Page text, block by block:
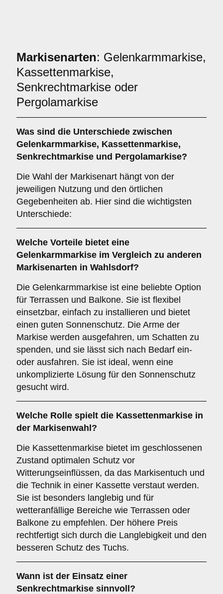
Markisenarten: Gelenkarmmarkise,
Kassettenmarkise,
Senkrechtmarkise oder
Pergolamarkise
Was sind die Unterschiede zwischen
Gelenkarmmarkise, Kassettenmarkise,
Senkrechtmarkise und Pergolamarkise?
Die Wahl der Markisenart hängt von der
jeweiligen Nutzung und den örtlichen
Gegebenheiten ab. Hier sind die wichtigsten
Unterschiede:
Welche Vorteile bietet eine
Gelenkarmmarkise im Vergleich zu anderen
Markisenarten in Wahlsdorf?
Die Gelenkarmmarkise ist eine beliebte Option
für Terrassen und Balkone. Sie ist flexibel
einsetzbar, einfach zu installieren und bietet
einen guten Sonnenschutz. Die Arme der
Markise werden ausgefahren, um Schatten zu
spenden, und sie lässt sich nach Bedarf ein-
oder ausfahren. Sie ist ideal, wenn eine
unkomplizierte Lösung für den Sonnenschutz
gesucht wird.
Welche Rolle spielt die Kassettenmarkise in
der Markisenwahl?
Die Kassettenmarkise bietet im geschlossenen
Zustand optimalen Schutz vor
Witterungseinflüssen, da das Markisentuch und
die Technik in einer Kassette verstaut werden.
Sie ist besonders langlebig und für
wetteranfällige Bereiche wie Terrassen oder
Balkone zu empfehlen. Der höhere Preis
rechtfertigt sich durch die Langlebigkeit und den
besseren Schutz des Tuchs.
Wann ist der Einsatz einer
Senkrechtmarkise sinnvoll?